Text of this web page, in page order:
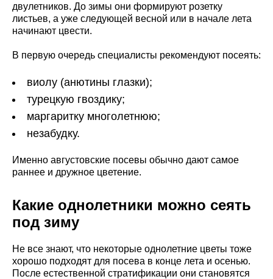
двулетников. До зимы они формируют розетку
листьев, а уже следующей весной или в начале лета
начинают цвести.
В первую очередь специалисты рекомендуют посеять:
виолу (анютины глазки);
турецкую гвоздику;
маргаритку многолетнюю;
незабудку.
Именно августовские посевы обычно дают самое
раннее и дружное цветение.
Какие однолетники можно сеять
под зиму
Не все знают, что некоторые однолетние цветы тоже
хорошо подходят для посева в конце лета и осенью.
После естественной стратификации они становятся